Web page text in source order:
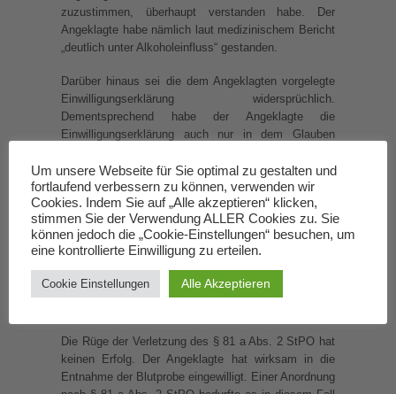
zuzustimmen, überhaupt verstanden habe. Der
Angeklagte habe nämlich laut medizinischem Bericht
„deutlich unter Alkoholeinfluss“ gestanden.
Darüber hinaus sei die dem Angeklagten vorgelegte
Einwilligungserklärung widersprüchlich.
Dementsprechend habe der Angeklagte die
Einwilligungserklärung auch nur in dem Glauben
rechtzeitig zu erreichen war und – so die Revision –
„um Zeit zu sparen“.
II.
Die zulässige Revision des Angeklagten hat in der
Sache keinen Erfolg. Sie ist offensichtlich
unbegründet i.S.v. § 349 Abs. 2 StPO. Anlass zu
Die Rüge der Verletzung des § 81 a Abs. 2 StPO hat
keinen Erfolg. Der Angeklagte hat wirksam in die
Entnahme der Blutprobe eingewilligt. Einer Anordnung
Um unsere Webseite für Sie optimal zu gestalten und
fortlaufend verbessern zu können, verwenden wir
Cookies. Indem Sie auf „Alle akzeptieren“ klicken,
stimmen Sie der Verwendung ALLER Cookies zu. Sie
können jedoch die „Cookie-Einstellungen“ besuchen, um
eine kontrollierte Einwilligung zu erteilen.
Cookie Einstellungen Alle Akzeptieren